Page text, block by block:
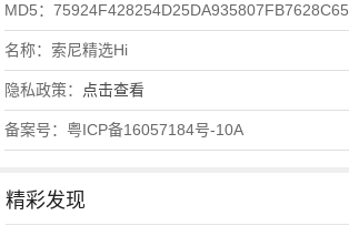
MD5：75924F428254D25DA935807FB7628C65
名称：索尼精选Hi
隐私政策： 点击查看
备案号：粤ICP备16057184号-10A
精彩发现